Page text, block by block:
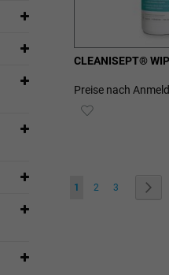
CLEANISEPT®
Preise nach
Seite
Sie lesen gerade die
1 Seite
2 Seite
3